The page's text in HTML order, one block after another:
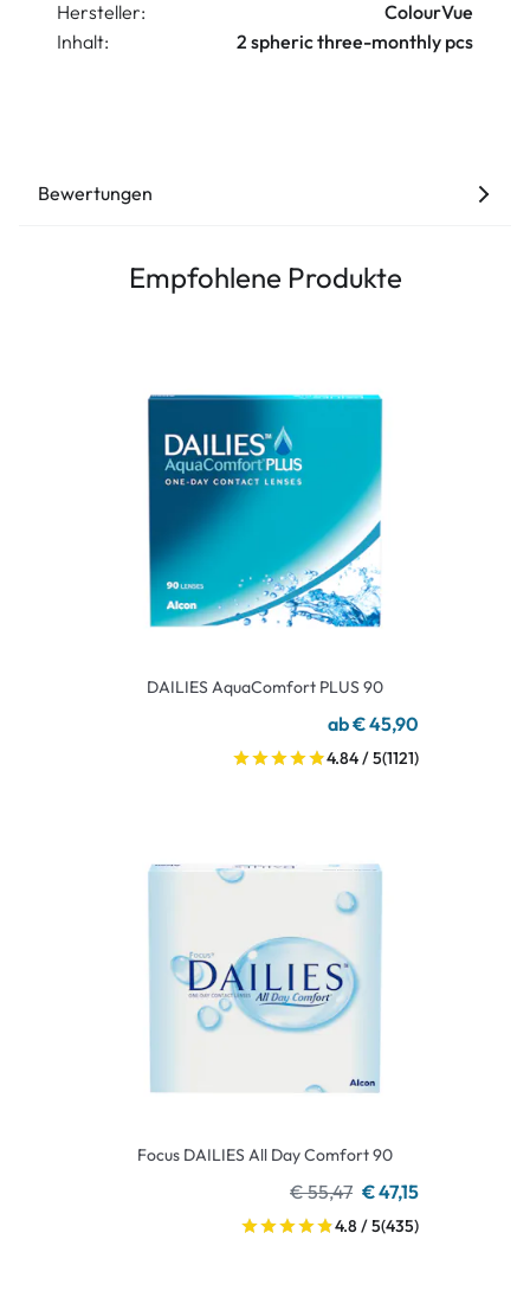
Hersteller:
ColourVue
Inhalt:
2 spheric three-monthly pcs
Bewertungen
Empfohlene Produkte
DAILIES AquaComfort PLUS 90
ab € 45,90
4.84 / 5(1121)
Focus DAILIES All Day Comfort 90
€ 55,47 € 47,15
4.8 / 5(435)